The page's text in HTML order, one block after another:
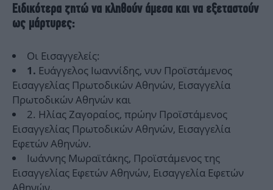
Ειδικότερα ζητώ να κληθούν άμεσα και να εξεταστούν
ως μάρτυρες:
Οι Εισαγγελείς:
1. Ευάγγελος Ιωαννίδης, νυν Προϊστάμενος
Εισαγγελίας Πρωτοδικών Αθηνών, Εισαγγελία
Πρωτοδικών Αθηνών και
2. Ηλίας Ζαγοραίος, πρώην Προϊστάμενος
Εισαγγελίας Πρωτοδικών Αθηνών, Εισαγγελία
Εφετών Αθηνών.
Ιωάννης Μωραϊτάκης, Προϊστάμενος της
Εισαγγελίας Εφετών Αθηνών, Εισαγγελία Εφετών